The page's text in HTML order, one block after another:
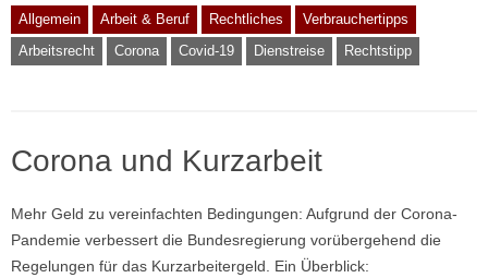
Allgemein Arbeit & Beruf Rechtliches
Verbrauchertipps
Arbeitsrecht
Corona Covid-19 Dienstreise Rechtstipp
Corona und Kurzarbeit
Mehr Geld zu vereinfachten Bedingungen: Aufgrund der Corona-
Pandemie verbessert die Bundesregierung vorübergehend die
Regelungen für das Kurzarbeitergeld. Ein Überblick: